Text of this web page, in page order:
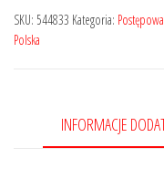
99,00 zł. 74,25 zł.
SKU: 544833 Kategoria:
Polska
INFORMACJE